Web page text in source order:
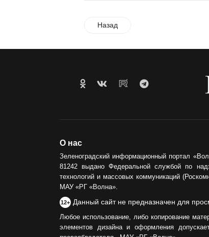
Назад
О нас
Зеленоградский информационный портал
81242 выдано Федеральной службой по
технологий и массовых коммуникаций
МАУ «РГ «Волна».
12+ Данный сайт не предназначен для
Любое использование, либо копирование
элементов дизайна и оформления